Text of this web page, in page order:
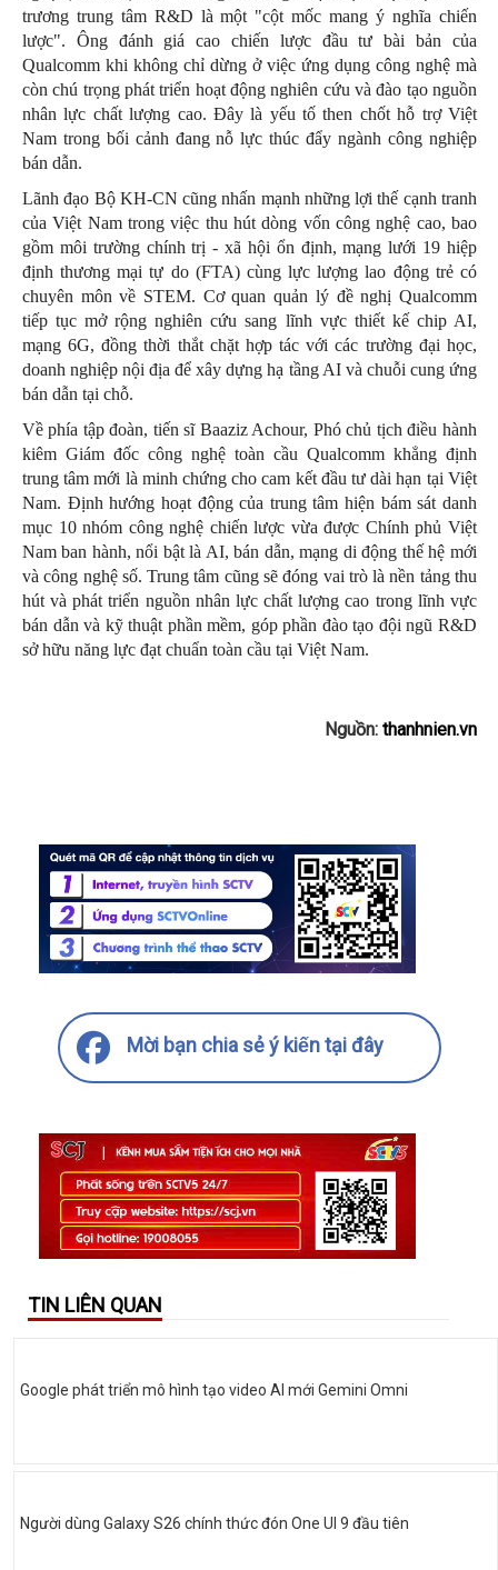
trương trung tâm R&D là một "cột mốc mang ý nghĩa chiến
lược". Ông đánh giá cao chiến lược đầu tư bài bản của
Qualcomm khi không chỉ dừng ở việc ứng dụng công nghệ mà
còn chú trọng phát triển hoạt động nghiên cứu và đào tạo nguồn
nhân lực chất lượng cao. Đây là yếu tố then chốt hỗ trợ Việt
Nam trong bối cảnh đang nỗ lực thúc đẩy ngành công nghiệp
bán dẫn.
Lãnh đạo Bộ KH-CN cũng nhấn mạnh những lợi thế cạnh tranh
của Việt Nam trong việc thu hút dòng vốn công nghệ cao, bao
gồm môi trường chính trị - xã hội ổn định, mạng lưới 19 hiệp
định thương mại tự do (FTA) cùng lực lượng lao động trẻ có
chuyên môn về STEM. Cơ quan quản lý đề nghị Qualcomm
tiếp tục mở rộng nghiên cứu sang lĩnh vực thiết kế chip AI,
mạng 6G, đồng thời thắt chặt hợp tác với các trường đại học,
doanh nghiệp nội địa để xây dựng hạ tầng AI và chuỗi cung ứng
bán dẫn tại chỗ.
Về phía tập đoàn, tiến sĩ Baaziz Achour, Phó chủ tịch điều hành
kiêm Giám đốc công nghệ toàn cầu Qualcomm khẳng định
trung tâm mới là minh chứng cho cam kết đầu tư dài hạn tại Việt
Nam. Định hướng hoạt động của trung tâm hiện bám sát danh
mục 10 nhóm công nghệ chiến lược vừa được Chính phủ Việt
Nam ban hành, nổi bật là AI, bán dẫn, mạng di động thế hệ mới
và công nghệ số. Trung tâm cũng sẽ đóng vai trò là nền tảng thu
hút và phát triển nguồn nhân lực chất lượng cao trong lĩnh vực
bán dẫn và kỹ thuật phần mềm, góp phần đào tạo đội ngũ R&D
sở hữu năng lực đạt chuẩn toàn cầu tại Việt Nam.
Nguồn: thanhnien.vn
Mời bạn chia sẻ ý kiến tại đây
TIN LIÊN QUAN
Google phát triển mô hình tạo video AI mới Gemini Omni
Người dùng Galaxy S26 chính thức đón One UI 9 đầu tiên